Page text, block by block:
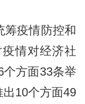
疫情防控和
情对经济社
方面33条举
10个方面49